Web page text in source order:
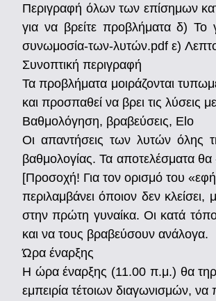
Περιγραφή όλων των επίσημων
για να βρείτε προβλήματα δ)
συνωμοσία-των-λυτών.pdf ε)
Συνοπτική περιγραφή
Τα προβλήματα μοιράζονται
και προσπαθεί να βρει τις λύσεις
Βαθμολόγηση, βραβεύσεις, Elo
Οι απαντήσεις των λυτών όλης
βαθμολογίας. Τα αποτελέσματα
[Προσοχή! Για τον ορισμό του
περιλαμβάνει όποιον δεν
στην πρώτη γυναίκα. Οι κατά
και να τους βραβεύσουν ανάλογα.
Ώρα έναρξης
Η ώρα έναρξης (11.00 π.μ.) θα
εμπειρία τέτοιων διαγωνισμών,